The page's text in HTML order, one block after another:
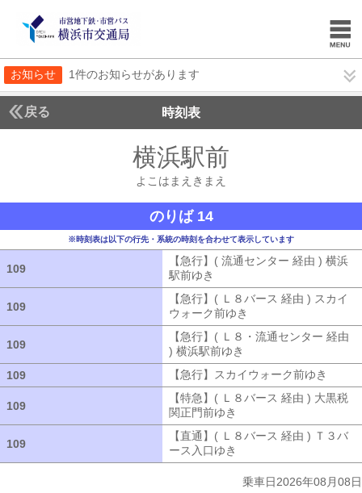
お知らせ 1件のお知らせがあります
戻る 時刻表
横浜駅前
よこはまえきまえ
のりば 14
※時刻表は以下の行先・系統の時刻を合わせて表示しています
109
【急行】( 流通センター 経由 ) 横浜
駅前ゆき
109
【急行】( Ｌ８バース 経由 ) スカイ
ウォーク前ゆき
109
【急行】( Ｌ８・流通センター 経由
) 横浜駅前ゆき
109
【急行】スカイウォーク前ゆき
109
【特急】( Ｌ８バース 経由 ) 大黒税
関正門前ゆき
109
【直通】( Ｌ８バース 経由 ) Ｔ３バ
ース入口ゆき
乗車日2026年08月08日